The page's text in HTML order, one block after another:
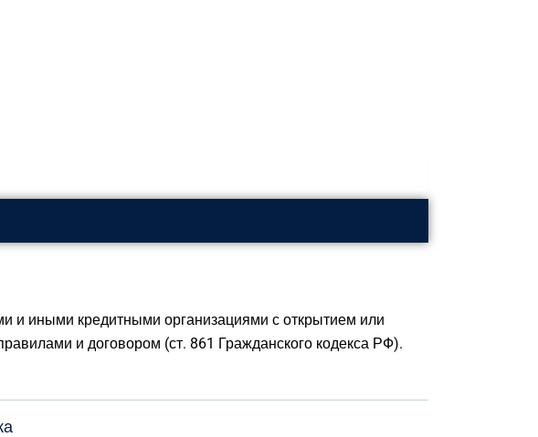
и иными кредитными организациями с открытием или
и договором (ст. 861 Гражданского кодекса РФ).